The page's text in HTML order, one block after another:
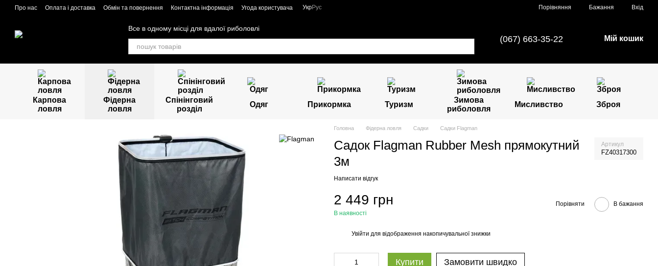
Перейти до основного контенту
Про нас Оплата і доставка Обмін та повернення Контактна інформація Угода користувача УкрРус Порівняння Бажання Вхід
Все в одному місці для вдалої риболовлі
(067) 663-35-22 Мій кошик
Карпова
ловля
Фідерна
ловля
Спінінговий
розділ
Одяг Прикормка Туризм
Зимова
риболовля
Мисливство Зброя
Головна Фідерна ловля Садки Садки Flagman
Садок Flagman Rubber Mesh прямокутний
3м
Артикул
FZ40317300
Написати відгук
2 449 грн
В наявності
Порівняти В бажання
Увійти для відображення накопичувальної знижки
Купити Замовити швидко